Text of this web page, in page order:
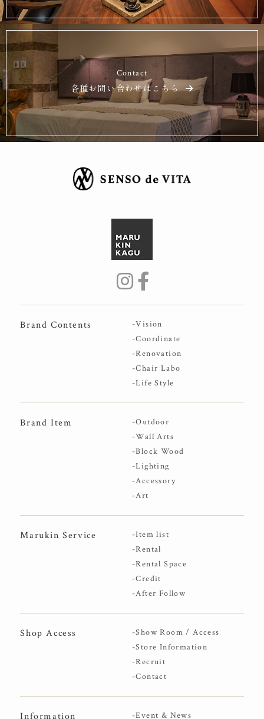
Contact
各種お問い合わせはこちら
Brand Contents
-Vision
-Coordinate
-Renovation
-Chair Labo
-Life Style
Brand Item
-Outdoor
-Wall Arts
-Block Wood
-Lighting
-Accessory
-Art
Marukin Service
-Item list
-Rental
-Rental Space
-Credit
-After Follow
Shop Access
-Show Room / Access
-Store Information
-Recruit
-Contact
Information -Event & News